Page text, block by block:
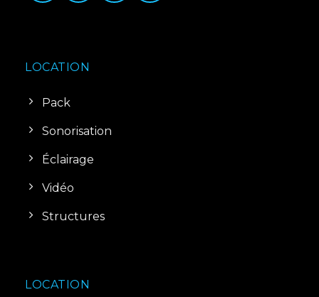
LOCATION
Pack
Sonorisation
Éclairage
Vidéo
Structures
LOCATION